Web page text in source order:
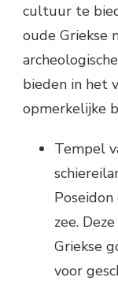
cultuur te
oude Griekse
bieden in het
opmerkelijke
Tempel
zee.
Griekse
voor